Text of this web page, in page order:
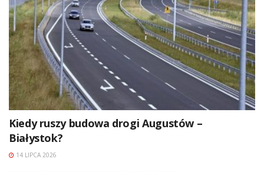
Kiedy ruszy budowa drogi Augustów –
Białystok?
14 LIPCA 2026